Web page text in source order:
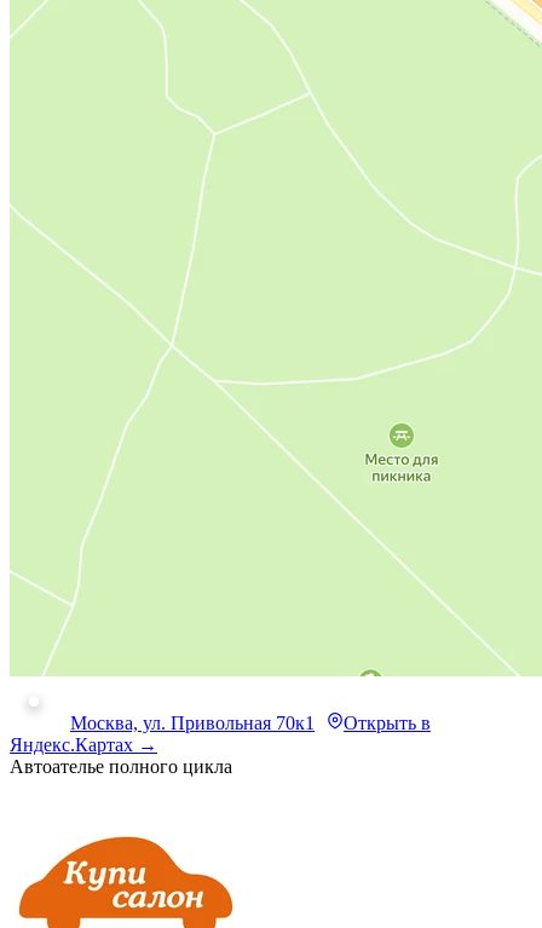
Москва, ул. Привольная 70к1
Открыть в
Яндекс.Картах →
Автоателье полного цикла